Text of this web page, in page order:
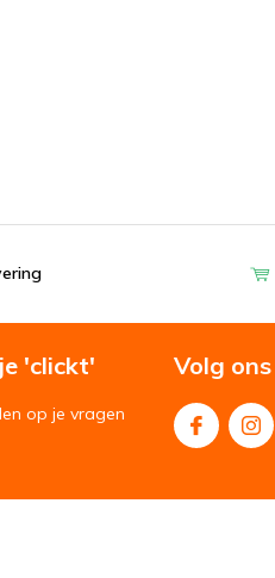
'clickt'
op je vragen
Volg ons